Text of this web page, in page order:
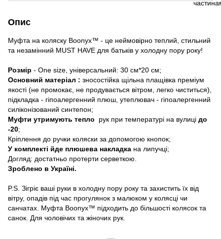
Опис
Муфта на коляску Boonyx™ - це неймовірно теплий, стильний
та незамінний MUST HAVE для батьків у холодну пору року!
Розмір - One size, універсальний: 30 см*20 см;
Основний матеріал : зносостійка щільна плащівка преміум
якості (не промокає, не продувається вітром, легко чиститься),
підкладка - гіпоалергенний плюш, утеплювач - гіпоалергенний
силіконізований синтепон;
Муфти утримують тепло
рук при температурі на вулиці до
-20;
Кріплення до ручки коляски за допомогою кнопок;
У комплекті йде плюшева накладка на липучці;
Догляд: достатньо протерти серветкою.
Зроблено в Україні.
P.S. Зігріє ваші руки в холодну пору року та захистить їх від
вітру, опадів під час прогулянок з малюком у колясці чи
санчатах. Муфта Boonyx™ підходить до більшості колясок та
санок. Для чоловічих та жіночих рук.